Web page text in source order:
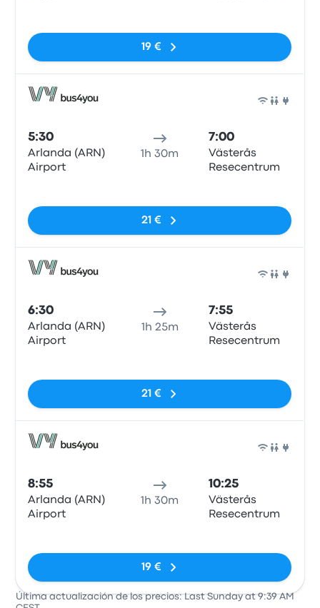
19 €
5:30
Arlanda (ARN)
Airport
1h 30m
7:00
Västerås
Resecentrum
21 €
6:30
Arlanda (ARN)
Airport
1h 25m
7:55
Västerås
Resecentrum
21 €
8:55
Arlanda (ARN)
Airport
1h 30m
10:25
Västerås
Resecentrum
19 €
Última actualización de los precios: Last Sunday at 9:39 AM